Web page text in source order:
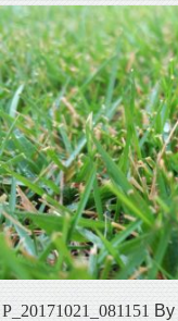
P_20171021_081151 By